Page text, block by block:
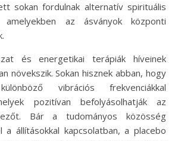
sokan fordulnak alternatív spirituális
amelyekben az ásványok központi
és energetikai terápiák híveinek
növekszik. Sokan hisznek abban, hogy
vibrációs frekvenciákkal
pozitívan befolyásolhatják az
Bár a tudományos közösség
a állításokkal kapcsolatban, a placebo